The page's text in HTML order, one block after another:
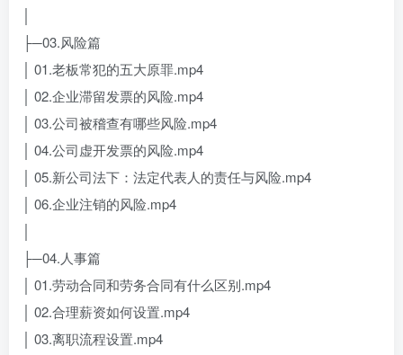
├─03.风险篇
│ 01.老板常犯的五大原罪.mp4
│ 02.企业滞留发票的风险.mp4
│ 03.公司被稽查有哪些风险.mp4
│ 04.公司虚开发票的风险.mp4
│ 05.新公司法下：法定代表人的责任与风险.mp4
│ 06.企业注销的风险.mp4
├─04.人事篇
│ 01.劳动合同和劳务合同有什么区别.mp4
│ 02.合理薪资如何设置.mp4
│ 03.离职流程设置.mp4